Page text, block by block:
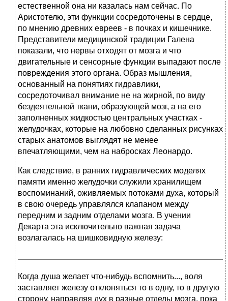
естественной она ни казалась нам сейчас. По
Аристотелю, эти функции сосредоточены в сердце,
по мнению древних евреев - в почках и кишечнике.
Представители медицинской традиции Галена
показали, что нервы отходят от мозга и что
двигательные и сенсорные функции выпадают после
повреждения этого органа. Образ мышления,
основанный на понятиях гидравлики,
сосредоточивал внимание не на жирной, по виду
бездеятельной ткани, образующей мозг, а на его
заполненных жидкостью центральных участках -
желудочках, которые на любовно сделанных рисунках
старых анатомов выглядят не менее
впечатляющими, чем на набросках Леонардо.
Как следствие, в ранних гидравлических моделях
памяти именно желудочки служили хранилищем
воспоминаний, оживляемых потоками духа, который
в свою очередь управлялся клапаном между
передним и задним отделами мозга. В учении
Декарта эта исключительно важная задача
возлагалась на шишковидную железу:
Когда душа желает что-нибудь вспомнить..., воля
заставляет железу отклоняться то в одну, то в другую
сторону, направляя дух в разные отделы мозга, пока